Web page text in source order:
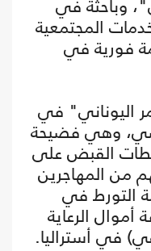
وباحثة في
المجتمعية
فورية في
اليوناني" في
وهي فضيحة
القبض على
من المهاجرين
التورط في
الرعاية
في أستراليا.